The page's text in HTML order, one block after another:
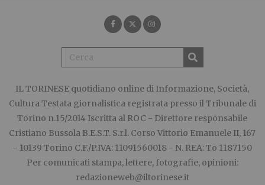
IL TORINESE quotidiano online di Informazione, Società,
Cultura Testata giornalistica registrata presso il Tribunale di
Torino n.15/2014 Iscritta al ROC - Direttore responsabile
Cristiano Bussola B.E.S.T. S.r.l. Corso Vittorio Emanuele II, 167
- 10139 Torino C.F./P.IVA: 11091560018 - N. REA: To 1187150
Per comunicati stampa, lettere, fotografie, opinioni:
redazioneweb@iltorinese.it